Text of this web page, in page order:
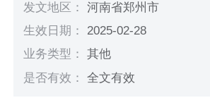
发文地区：河南省郑州市
生效日期： 2025-02-28
业务类型：其他
是否有效：全文有效